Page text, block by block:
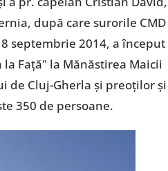
după care surorile CMD
septembrie 2014, a început
Faţă" la Mănăstirea Maicii
de Cluj-Gherla şi preoţilor şi
350 de persoane.